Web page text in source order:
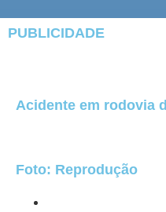
PUBLICIDADE
Acidente em rodovia
Foto: Reprodução